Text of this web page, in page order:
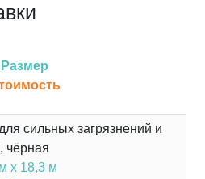
Размер
сильных загрязнений и
чёрная
х 18,3 м